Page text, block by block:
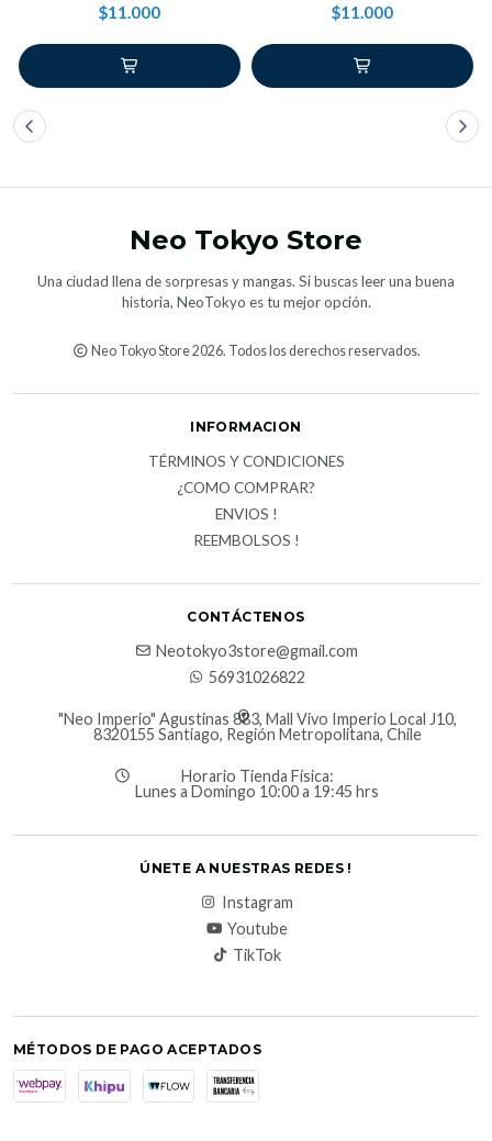
$11.000
$11.000
Neo Tokyo Store
Una ciudad llena de sorpresas y mangas. Si buscas leer una buena
historia, NeoTokyo es tu mejor opción.
Neo Tokyo Store 2026. Todos los derechos reservados.
INFORMACION
TÉRMINOS Y CONDICIONES
¿COMO COMPRAR?
ENVIOS !
REEMBOLSOS !
CONTÁCTENOS
Neotokyo3store@gmail.com
56931026822
"Neo Imperio" Agustinas 883, Mall Vivo Imperio Local J10,
8320155 Santiago, Región Metropolitana, Chile
Horario Tienda Física:
Lunes a Domingo 10:00 a 19:45 hrs
ÚNETE A NUESTRAS REDES !
Instagram
Youtube
TikTok
MÉTODOS DE PAGO ACEPTADOS